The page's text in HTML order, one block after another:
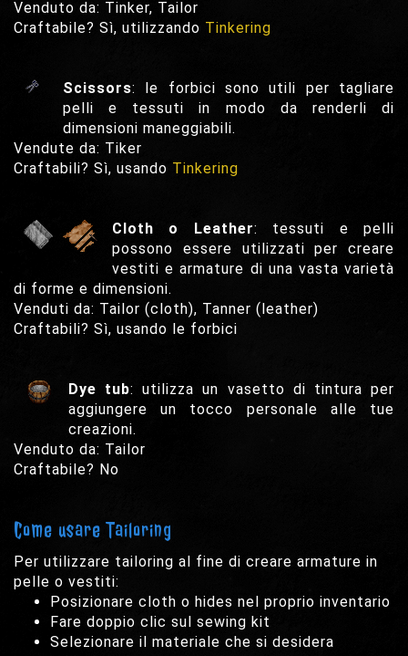
Venduto da: Tinker, Tailor
Craftabile? Sì, utilizzando Tinkering
Scissors: le forbici sono utili per tagliare
pelli e tessuti in modo da renderli di
dimensioni maneggiabili.
Vendute da: Tiker
Craftabili? Sì, usando Tinkering
Cloth o Leather: tessuti e pelli
possono essere utilizzati per creare
vestiti e armature di una vasta varietà
di forme e dimensioni.
Venduti da: Tailor (cloth), Tanner (leather)
Craftabili? Sì, usando le forbici
Dye tub: utilizza un vasetto di tintura per
aggiungere un tocco personale alle tue
creazioni.
Venduto da: Tailor
Craftabile? No
Come usare Tailoring
Per utilizzare tailoring al fine di creare armature in
pelle o vestiti:
Posizionare cloth o hides nel proprio inventario
Fare doppio clic sul sewing kit
Selezionare il materiale che si desidera